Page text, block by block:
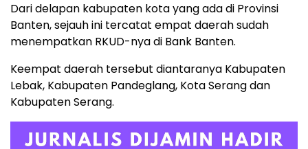
Dari delapan kabupaten kota yang ada di Provinsi
Banten, sejauh ini tercatat empat daerah sudah
menempatkan RKUD-nya di Bank Banten.
Keempat daerah tersebut diantaranya Kabupaten
Lebak, Kabupaten Pandeglang, Kota Serang dan
Kabupaten Serang.